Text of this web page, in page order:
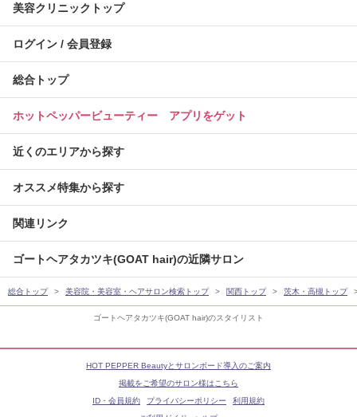
ゴートヘアタカツキ(GOAT hair)のスタイリスト
美容クリニックトップ
ログイン / 会員登録
総合トップ
ホットペッパービューティー アプリをゲット
近くのエリアから探す
オススメ特集から探す
関連リンク
ゴートヘアタカツキ(GOAT hair)の近隣サロン
総合トップ 美容院・美容室・ヘアサロン検索トップ 関西トップ 茨木・高槻トップ
HOT PEPPER Beautyとサロンボード導入のご案内
掲載をご希望のサロン様はこちら
ID・会員規約
プライバシーポリシー
利用規約